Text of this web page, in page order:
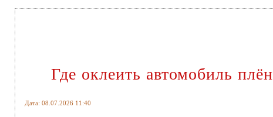
Где оклеить автомобиль
Дата: 08.07.2026 11:40